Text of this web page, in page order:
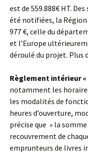
est de 559.888€ HT.
été notifiées, la
977 €, celle du
et l’Europe
déroulé du projet. Plus
Règlement intérieur «
notamment les
les modalités de
heures d’ouverture,
précise que » la
recouvrement de
emprunteurs de livres